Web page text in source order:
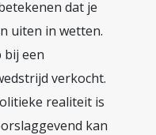
dat je
uiten in wetten.
bij een
verkocht.
realiteit is
kan